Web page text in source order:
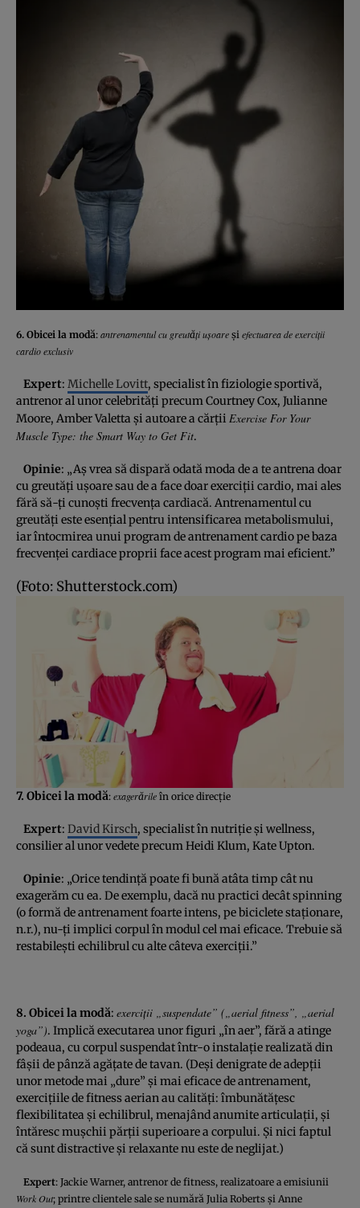
6. Obicei la modă: antrenamentul cu greutăţi uşoare şi efectuarea de exerciţii
cardio exclusiv
Expert: Michelle Lovitt, specialist în fiziologie sportivă,
antrenor al unor celebrităţi precum Courtney Cox, Julianne
Moore, Amber Valetta şi autoare a cărţii Exercise For Your
Muscle Type: the Smart Way to Get Fit.
Opinie: „Aş vrea să dispară odată moda de a te antrena doar
cu greutăţi uşoare sau de a face doar exerciţii cardio, mai ales
fără să-ţi cunoşti frecvenţa cardiacă. Antrenamentul cu
greutăţi este esenţial pentru intensificarea metabolismului,
iar întocmirea unui program de antrenament cardio pe baza
frecvenţei cardiace proprii face acest program mai eficient.”
(Foto: Shutterstock.com)
7. Obicei la modă: exagerările în orice direcţie
Expert: David Kirsch, specialist în nutriţie şi wellness,
consilier al unor vedete precum Heidi Klum, Kate Upton.
Opinie: „Orice tendinţă poate fi bună atâta timp cât nu
exagerăm cu ea. De exemplu, dacă nu practici decât spinning
(o formă de antrenament foarte intens, pe biciclete staţionare,
n.r.), nu-ţi implici corpul în modul cel mai eficace. Trebuie să
restabileşti echilibrul cu alte câteva exerciţii.”
8. Obicei la modă: exerciţii „suspendate” („aerial fitness”, „aerial
yoga”). Implică executarea unor figuri „în aer”, fără a atinge
podeaua, cu corpul suspendat într-o instalaţie realizată din
fâşii de pânză agăţate de tavan. (Deşi denigrate de adepţii
unor metode mai „dure” şi mai eficace de antrenament,
exerciţiile de fitness aerian au calităţi: îmbunătăţesc
flexibilitatea şi echilibrul, menajând anumite articulaţii, şi
întăresc muşchii părţii superioare a corpului. Şi nici faptul
că sunt distractive şi relaxante nu este de neglijat.)
Expert: Jackie Warner, antrenor de fitness, realizatoare a emisiunii
Work Out; printre clientele sale se numără Julia Roberts şi Anne